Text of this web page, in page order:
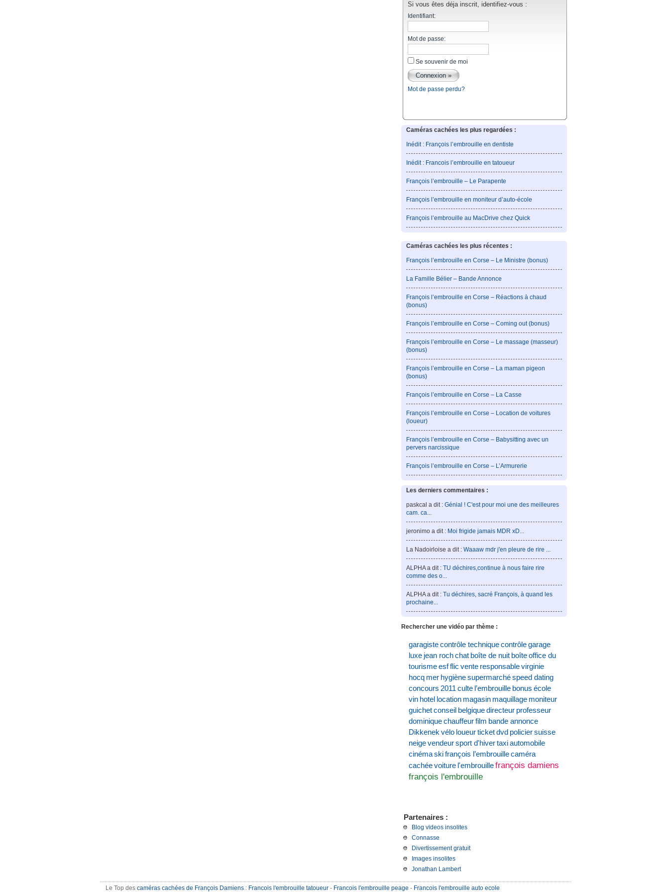
Si vous êtes déja inscrit, identifiez-vous :
Identifiant:
Mot de passe:
Se souvenir de moi
Mot de passe perdu?
Caméras cachées les plus regardées :
Inédit : François l’embrouille en dentiste
Inédit : Francois l’embrouille en tatoueur
François l’embrouille – Le Parapente
François l’embrouille en moniteur d’auto-école
François l’embrouille au MacDrive chez Quick
Caméras cachées les plus récentes :
François l’embrouille en Corse – Le Ministre (bonus)
La Famille Bélier – Bande Annonce
François l’embrouille en Corse – Réactions à chaud
(bonus)
François l’embrouille en Corse – Coming out (bonus)
François l’embrouille en Corse – Le massage (masseur)
(bonus)
François l’embrouille en Corse – La maman pigeon
(bonus)
François l’embrouille en Corse – La Casse
François l’embrouille en Corse – Location de voitures
(loueur)
François l’embrouille en Corse – Babysitting avec un
pervers narcissique
François l’embrouille en Corse – L’Armurerie
Les derniers commentaires :
paskcal a dit : Génial ! C'est pour moi une des meilleures
cam. ca...
jeronimo a dit : Moi frigide jamais MDR xD...
La Nadoirloise a dit : Waaaw mdr j'en pleure de rire ...
ALPHA a dit : TU déchires,continue à nous faire rire
comme des o...
ALPHA a dit : Tu déchires, sacré François, à quand les
prochaine...
Rechercher une vidéo par thème :
garagistecontrôle techniquecontrôlegarage
luxe jean rochchat boîte de nuit boîteoffice du
tourismeesfflic vente responsablevirginie
hocq mer hygiènesupermarchéspeed dating
concours 2011 culte l’embrouille bonus école
vin hotel location magasin maquillage moniteur
guichetconseil belgiquedirecteur professeur
dominiquechauffeurfilm bande annonce
Dikkenek vélo loueurticketdvd policiersuisse
neigevendeursport d'hivertaxiautomobile
cinémaskifrançois l’embrouillecaméra
cachéevoiture l'embrouillefrançois damiens
françois l'embrouille
Partenaires :
Blog videos insolites
Connasse
Divertissement gratuit
Images insolites
Jonathan Lambert
Le Top des caméras cachées de François Damiens : Francois l'embrouille tatoueur - Francois l'embrouille peage - Francois l'embrouille auto ecole